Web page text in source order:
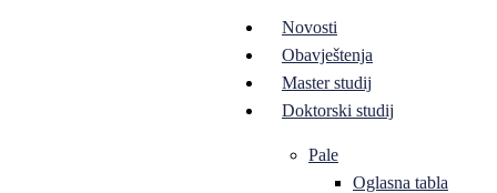
Novosti
Obavještenja
Master studij
Doktorski studij
Pale
Oglasna tabla